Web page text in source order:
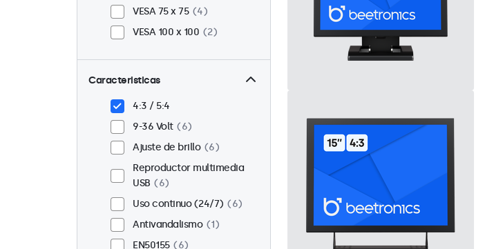
VESA 75 x 75
4
VESA 100 x 100
2
Caracteristicas
4:3 / 5:4
9-36 Volt
6
Ajuste de brillo
6
Reproductor multimedia
USB
6
Uso continuo (24/7)
6
Antivandalismo
1
EN50155
6